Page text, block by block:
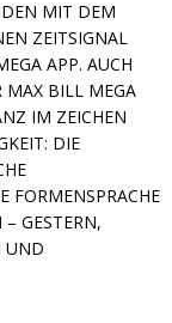
MIT DEM
ZEITSIGNAL
APP. AUCH
MAX BILL MEGA
IM ZEICHEN
DIE
FORMENSPRACHE
GESTERN,
UND